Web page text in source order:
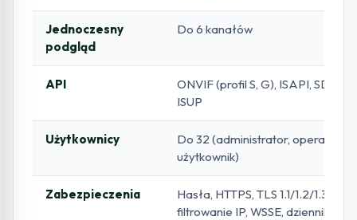
Jednoczesny
podgląd
Do 6 kanałów
API
ONVIF (profil S, G), ISAPI, SDK,
ISUP
Użytkownicy
Do 32 (administrator, operator,
użytkownik)
Zabezpieczenia
Hasła, HTTPS, TLS 1.1/1.2/1.3,
filtrowanie IP, WSSE, dziennik